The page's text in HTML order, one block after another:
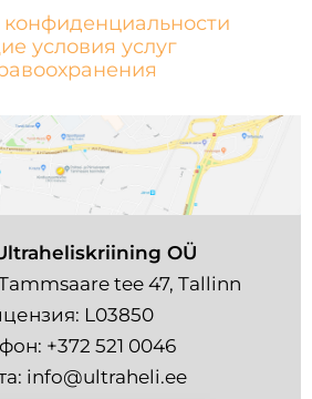
условия услуг
OÜ
tee 47, Tallinn
L03850
+372 521 0046
info@ultraheli.ee